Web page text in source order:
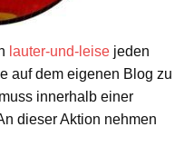
lauter-und-leise jeden
auf dem eigenen Blog zu
innerhalb einer
dieser Aktion nehmen